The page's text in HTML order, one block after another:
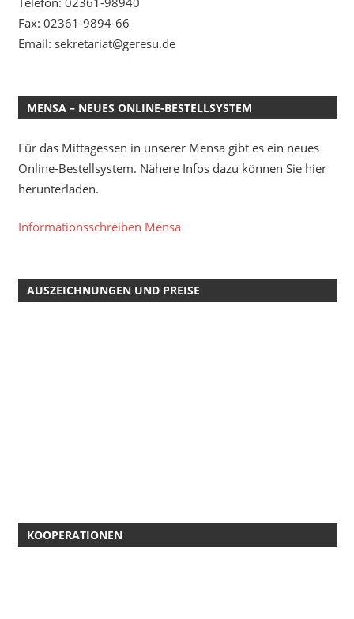
Fax: 02361-9894-66
Email: sekretariat@geresu.de
MENSA – NEUES ONLINE-BESTELLSYSTEM
Für das Mittagessen in unserer Mensa gibt es ein neues
Online-Bestellsystem. Nähere Infos dazu können Sie hier
herunterladen.
Informationsschreiben Mensa
AUSZEICHNUNGEN UND PREISE
KOOPERATIONEN